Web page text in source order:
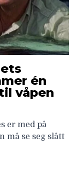
én
våpen
er med på
må se seg slått